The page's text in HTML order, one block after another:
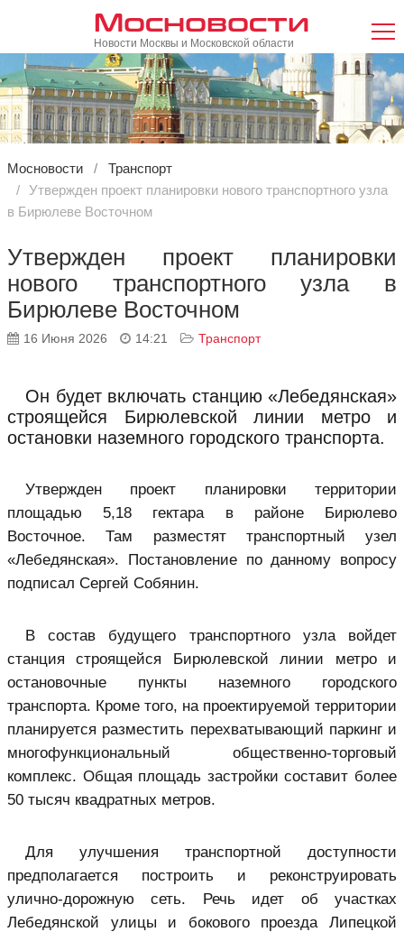
Мосновости
Новости Москвы и Московской области
Мосновости
Транспорт
Утвержден проект планировки нового транспортного узла
в Бирюлеве Восточном
Утвержден проект планировки
нового транспортного узла в
Бирюлеве Восточном
16 Июня 2026 14:21 Транспорт
Он будет включать станцию «Лебедянская»
строящейся Бирюлевской линии метро и
остановки наземного городского транспорта.
Утвержден проект планировки территории
площадью 5,18 гектара в районе Бирюлево
Восточное. Там разместят транспортный узел
«Лебедянская». Постановление по данному вопросу
подписал Сергей Собянин.
В состав будущего транспортного узла войдет
станция строящейся Бирюлевской линии метро и
остановочные пункты наземного городского
транспорта. Кроме того, на проектируемой территории
планируется разместить перехватывающий паркинг и
многофункциональный общественно-торговый
комплекс. Общая площадь застройки составит более
50 тысяч квадратных метров.
Для улучшения транспортной доступности
предполагается построить и реконструировать
улично-дорожную сеть. Речь идет об участках
Лебедянской улицы и бокового проезда Липецкой